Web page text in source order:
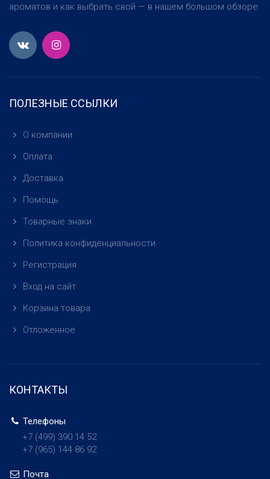
ароматов и как выбрать свой — в нашем большом обзоре.
ПОЛЕЗНЫЕ ССЫЛКИ
О компании
Оплата
Доставка
Помощь
Товарные знаки
Политика конфиденциальности
Регистрация
Вход на сайт
Корзина товара
Отложенное
КОНТАКТЫ
Телефоны
+7 (499) 390 14 52
+7 (965) 144 86 92
Почта